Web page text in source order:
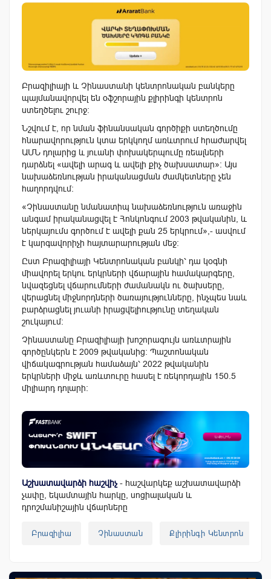
Բրազիլիայի և Չինաստանի կենտրոնական բանկերը
պայմանավորվել են օֆշորային քլիրինգի կենտրոն
ստեղծելու շուրջ:
Նշվում է, որ նման ֆինանսական գործիքի ստեղծումը
հնարավորություն կտա երկկողմ առևտրում հրաժարվել
ԱՄՆ դոլարից և յուանի փոխակերպումը ռեալների
դարձնել «ավելի արագ և ավելի քիչ ծախսատար»։ Այս
նախաձեռնության իրականացման ժամկետները չեն
հաղորդվում։
«Չինաստանը նմանատիպ նախաձեռնություն առաջին
անգամ իրականացվել է Հոնկոնգում 2003 թվականին, և
ներկայումս գործում է ավելի քան 25 երկրում»,- ասվում
է կարգավորիչի հայտարարության մեջ:
Ըստ Բրազիլիայի Կենտրոնական բանկի՝ դա կօգնի
միավորել երկու երկրների վճարային համակարգերը,
նվազեցնել վճարումների ժամանակն ու ծախսերը,
վերացնել միջնորդների ծառայությունները, ինչպես նաև
բարձրացնել յուանի իրացվելիությունը տեղական
շուկայում։
Չինաստանը Բրազիլիայի խոշորագույն առևտրային
գործընկերն է 2009 թվականից: Պաշտոնական
վիճակագրության համաձայն՝ 2022 թվականին
երկրների միջև առևտուրը հասել է ռեկորդային 150.5
միլիարդ դոլարի։
Աշխատավարձի հաշվիչ - հաշվարկեք աշխատավարձի
չափը, եկամտային հարկը, սոցիալական և
դրոշմանիշային վճարները
Բրազիլիա Չինաստան Քլիրինգի Կենտրոն